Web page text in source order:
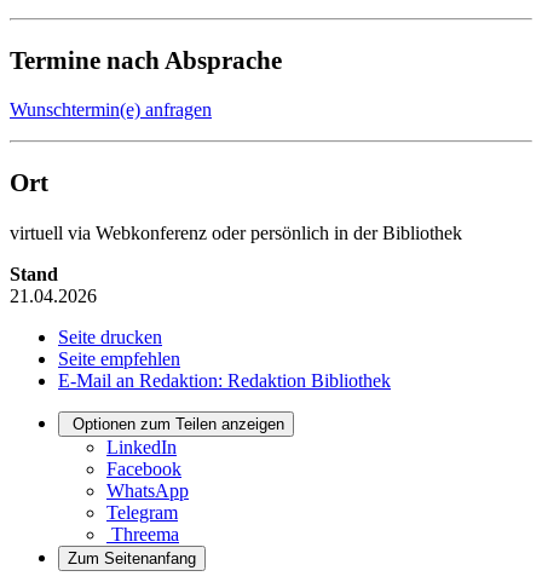
Termine nach Absprache
Wunschtermin(e) anfragen
Ort
virtuell via Webkonferenz oder persönlich in der Bibliothek
Stand
21.04.2026
Seite drucken
Seite empfehlen
E-Mail an Redaktion: Redaktion Bibliothek
Optionen zum Teilen anzeigen
LinkedIn
Facebook
WhatsApp
Telegram
Threema
Zum Seitenanfang